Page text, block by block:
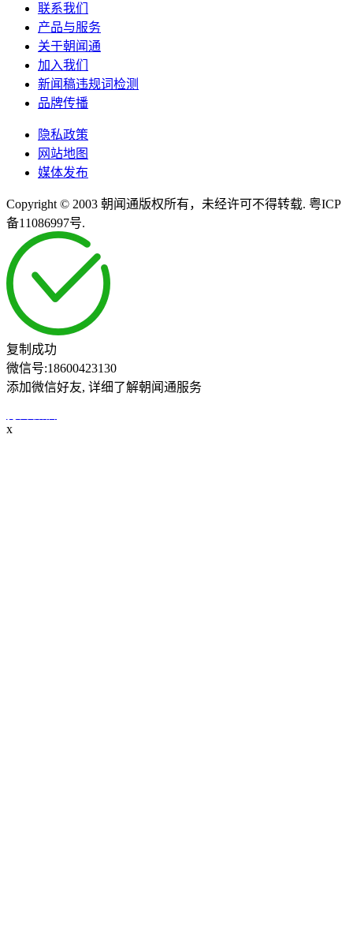
联系我们
产品与服务
关于朝闻通
加入我们
新闻稿违规词检测
品牌传播
隐私政策
网站地图
媒体发布
Copyright © 2003 朝闻通版权所有，未经许可不得转载. 粤ICP
备11086997号.
复制成功
微信号:18600423130
添加微信好友, 详细了解朝闻通服务
x